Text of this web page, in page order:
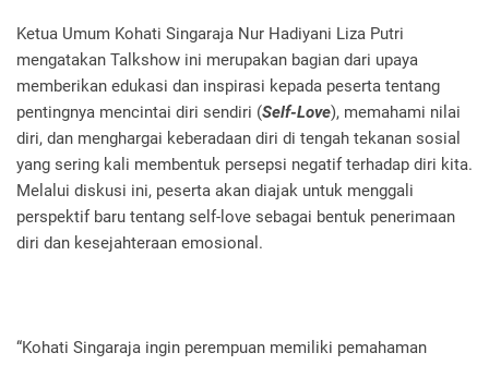
Ketua Umum Kohati Singaraja Nur Hadiyani Liza Putri
mengatakan Talkshow ini merupakan bagian dari upaya
memberikan edukasi dan inspirasi kepada peserta tentang
pentingnya mencintai diri sendiri (Self-Love), memahami nilai
diri, dan menghargai keberadaan diri di tengah tekanan sosial
yang sering kali membentuk persepsi negatif terhadap diri kita.
Melalui diskusi ini, peserta akan diajak untuk menggali
perspektif baru tentang self-love sebagai bentuk penerimaan
diri dan kesejahteraan emosional.
“Kohati Singaraja ingin perempuan memiliki pemahaman